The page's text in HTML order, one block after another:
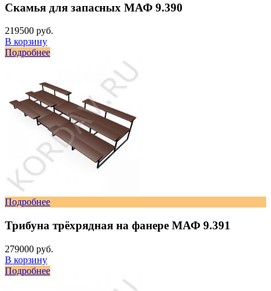
Скамья для запасных МАФ 9.390
219500 руб.
В корзину
Подробнее
Подробнее
Трибуна трёхрядная на фанере МАФ 9.391
279000 руб.
В корзину
Подробнее